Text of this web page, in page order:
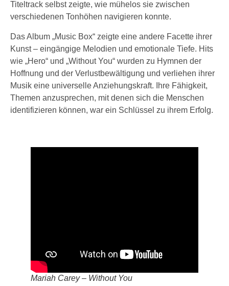
Titeltrack selbst zeigte, wie mühelos sie zwischen
verschiedenen Tonhöhen navigieren konnte.
Das Album „Music Box“ zeigte eine andere Facette ihrer
Kunst – eingängige Melodien und emotionale Tiefe. Hits
wie „Hero“ und „Without You“ wurden zu Hymnen der
Hoffnung und der Verlustbewältigung und verliehen ihrer
Musik eine universelle Anziehungskraft. Ihre Fähigkeit,
Themen anzusprechen, mit denen sich die Menschen
identifizieren können, war ein Schlüssel zu ihrem Erfolg.
Mariah Carey – Without You